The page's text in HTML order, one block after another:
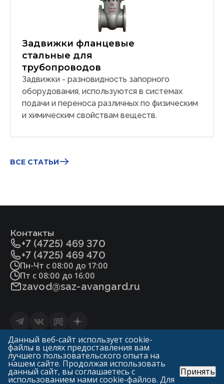
Задвижки фланцевые
стальные для
трубопроводов
Задвижки - разновидность запорного
оборудования, используются в системах
подачи и переноса различных по физическим
и химическим свойствам веществ.
BСЕ СТАТЬИ
Контакты
+7 (4725) 469 370
+7 (4725) 469 470
Пн-Чт с 08:00 до 17:00
Пт с 08:00 до 16:00
zavod@saz-avangard.ru
© «ГК Авангард»
Статьи
Политика конфиденциальности и обработки
персональных данных
Данный веб-сайт использует cookie-
файлы в целях предоставления вам
лучшего пользовательского опыта на
нашем сайте. Продолжая использовать
данный сайт, вы соглашаетесь с
использованием нами cookie-файлов. Для
Принять